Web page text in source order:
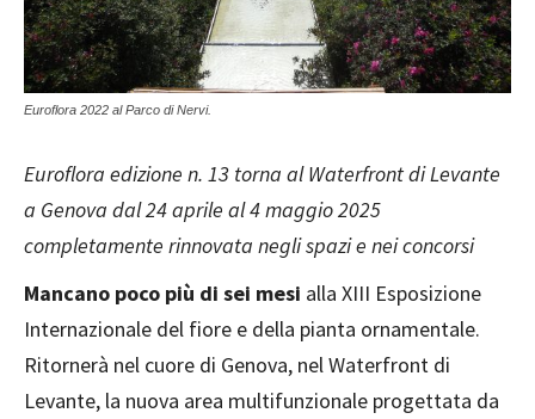
Euroflora 2022 al Parco di Nervi.
Euroflora edizione n. 13 torna al Waterfront di Levante
a Genova dal 24 aprile al 4 maggio 2025
completamente rinnovata negli spazi e nei concorsi
Mancano poco più di sei mesi alla XIII Esposizione
Internazionale del fiore e della pianta ornamentale.
Ritornerà nel cuore di Genova, nel Waterfront di
Levante, la nuova area multifunzionale progettata da